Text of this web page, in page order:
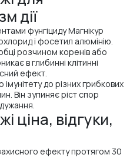
дії
фунгіциду Магнікур
і фосетил алюмінію.
розчином коренів або
в глибинні клітинні
ефект.
до різних грибкових
Він зупиняє ріст спор
ціна, відгуки,
ефекту протягом 30